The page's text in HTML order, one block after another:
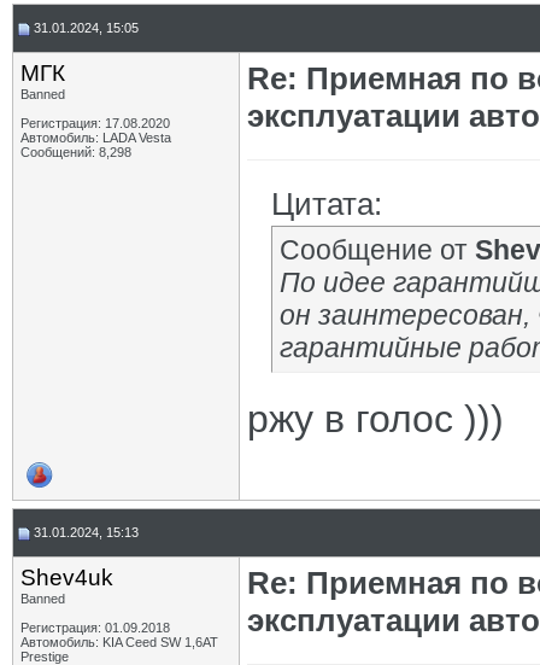
31.01.2024, 15:05
МГК
Banned
Регистрация: 17.08.2020
Автомобиль: LADA Vesta
Сообщений: 8,298
Re: Приемная по
эксплуатации
Цитата:
Сообщение от
По идее
он
гарантийные
ржу в голос )))
31.01.2024, 15:13
Shev4uk
Banned
Регистрация: 01.09.2018
Автомобиль: KIA Ceed SW 1,6AT
Prestige
Re: Приемная по
эксплуатации